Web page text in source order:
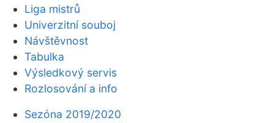
Liga mistrů
Univerzitní souboj
Návštěvnost
Tabulka
Výsledkový servis
Rozlosování a info
Sezóna 2019/2020